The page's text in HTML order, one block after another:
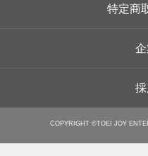
特定商
COPYRIGHT ©TOEI JOY